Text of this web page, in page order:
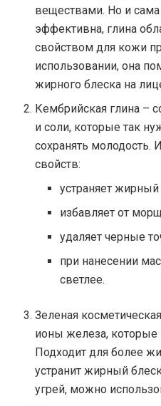
веществами. Но и
эффективна, глина
свойством для кожи
использовании, она
жирного блеска на
Кембрийская глина –
и соли, которые так
сохранять молодость.
свойств:
устраняет жирный
избавляет от
удаляет черные
при нанесении
светлее.
Зеленая
ионы железа, которые
Подходит для более
устранит жирный
угрей, можно